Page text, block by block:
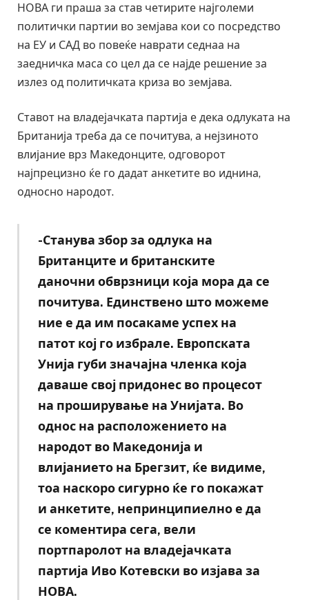
НОВА ги праша за став четирите најголеми
политички партии во земјава кои со посредство
на ЕУ и САД во повеќе наврати седнаа на
заедничка маса со цел да се најде решение за
излез од политичката криза во земјава.
Ставот на владејачката партија е дека одлуката на
Британија треба да се почитува, а нејзиното
влијание врз Македонците, одговорот
најпрецизно ќе го дадат анкетите во иднина,
односно народот.
-Станува збор за одлука на
Британците и британските
даночни обврзници која мора да се
почитува. Единствено што можеме
ние е да им посакаме успех на
патот кој го избрале. Европската
Унија губи значајна членка која
даваше свој придонес во процесот
на проширување на Унијата. Во
однос на расположението на
народот во Македонија и
влијанието на Брегзит, ќе видиме,
тоа наскоро сигурно ќе го покажат
и анкетите, непринципиелно е да
се коментира сега, вели
портпаролот на владејачката
партија Иво Котевски во изјава за
НОВА.